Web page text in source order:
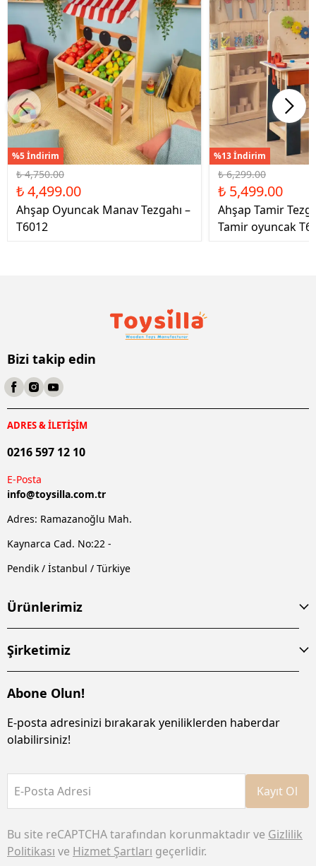
%5 İndirim
₺ 4,750.00
₺ 4,499.00
Ahşap Oyuncak Manav Tezgahı –
T6012
%13 İndirim
₺ 6,299.00
₺ 5,499.00
Ahşap Tamir
Tamir oyuncak
Bizi takip edin
ADRES & İLETİŞİM
0216 597 12 10
E-Posta
info@toysilla.com.tr
Adres: Ramazanoğlu Mah.
Kaynarca Cad. No:22 -
Pendik / İstanbul / Türkiye
Ürünlerimiz
Şirketimiz
Abone Olun!
E-posta adresinizi bırakarak yeniliklerden haberdar
olabilirsiniz!
E-Posta Adresi Kayıt Ol
Bu site reCAPTCHA tarafından korunmaktadır ve Gizlilik
Politikası ve Hizmet Şartları geçerlidir.